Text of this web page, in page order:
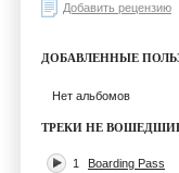
Добавить рецензию
ДОБАВЛЕННЫЕ
Нет альбомов
ТРЕКИ НЕ
1 Boarding Pass